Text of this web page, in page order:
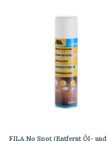
FILA No Spot (Entfernt Öl- und